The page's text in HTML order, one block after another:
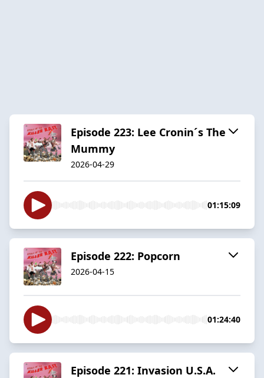
Episode 223: Lee Cronin´s The
Mummy
2026-04-29
01:15:09
Episode 222: Popcorn
2026-04-15
01:24:40
Episode 221: Invasion U.S.A.